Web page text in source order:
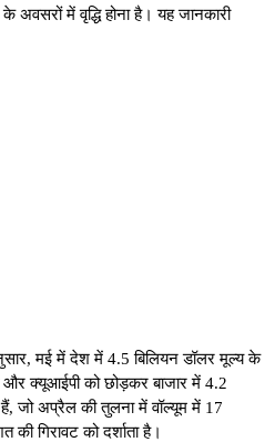
अवसरों में वृद्धि होना है। यह जानकारी
मई में देश में 4.5 बिलियन डॉलर मूल्य के
क्यूआईपी को छोड़कर बाजार में 4.2
जो अप्रैल की तुलना में वॉल्यूम में 17
गिरावट को दर्शाता है।